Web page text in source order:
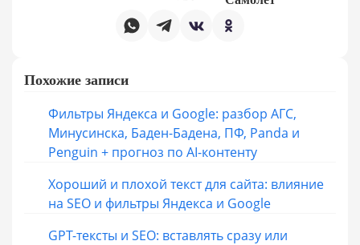
Похожие записи
Фильтры Яндекса и Google: разбор АГС,
Минусинска, Баден-Бадена, ПФ, Panda и
Penguin + прогноз по AI-контенту
Хороший и плохой текст для сайта: влияние
на SEO и фильтры Яндекса и Google
GPT-тексты и SEO: вставлять сразу или